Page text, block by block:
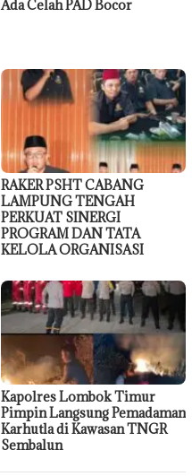
Ada Celah PAD Bocor
RAKER PSHT CABANG
LAMPUNG TENGAH
PERKUAT SINERGI
PROGRAM DAN TATA
KELOLA ORGANISASI
Kapolres Lombok Timur
Pimpin Langsung Pemadaman
Karhutla di Kawasan TNGR
Sembalun